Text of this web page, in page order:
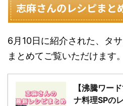
志麻さんのレシピまと
6月10日に紹介された、タ
まとめてご覧いただけます。
【沸騰ワー
ナ料理SPの